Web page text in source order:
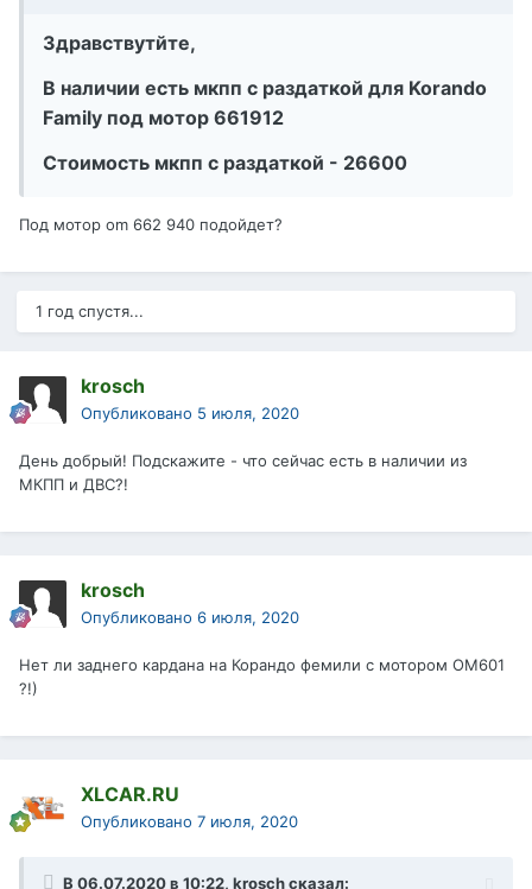
Здравствутйте,
В наличии есть мкпп с раздаткой для Korando
Family под мотор 661912
Стоимость мкпп с раздаткой - 26600
Под мотор om 662 940 подойдет?
1 год спустя...
krosch
Опубликовано 5 июля, 2020
День добрый! Подскажите - что сейчас есть в наличии из
МКПП и ДВС?!
krosch
Опубликовано 6 июля, 2020
Нет ли заднего кардана на Корандо фемили с мотором ОМ601
?!)
XLCAR.RU
Опубликовано 7 июля, 2020
В 06.07.2020 в 10:22, kroschсказал: